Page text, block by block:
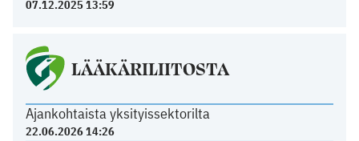
07.12.2025 13:59
LÄÄKÄRILIITOSTA
Ajankohtaista yksityissektorilta
22.06.2026 14:26